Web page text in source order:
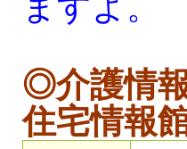
◎介護情
住宅情報